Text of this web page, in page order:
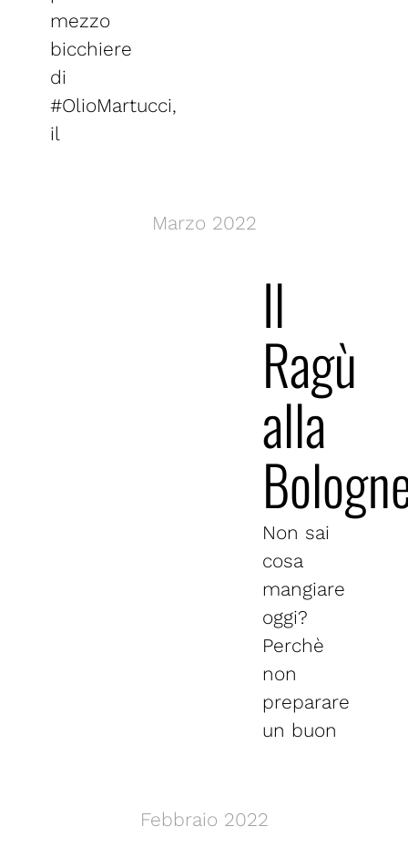
mezzo
bicchiere
di
#OlioMartucci,
il
Marzo 2022
Il
Ragù
alla
Non sai
cosa
mangiare
oggi?
Perchè
non
preparare
un buon
Febbraio 2022